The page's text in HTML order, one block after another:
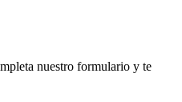
nuestro formulario y te